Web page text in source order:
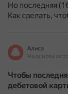
Но последняя
Как сделать,
Алиса
Чтобы
дебетовой